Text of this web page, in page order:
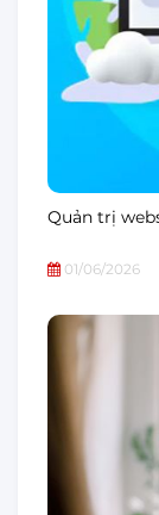
Quản trị
01/06/2026